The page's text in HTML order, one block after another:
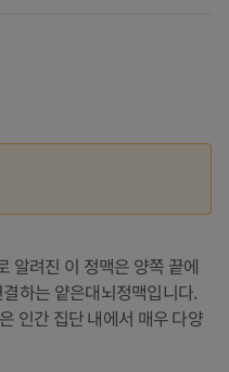
알려진 이 정맥은 양쪽 끝에
하는 얕은대뇌정맥입니다.
인간 집단 내에서 매우 다양